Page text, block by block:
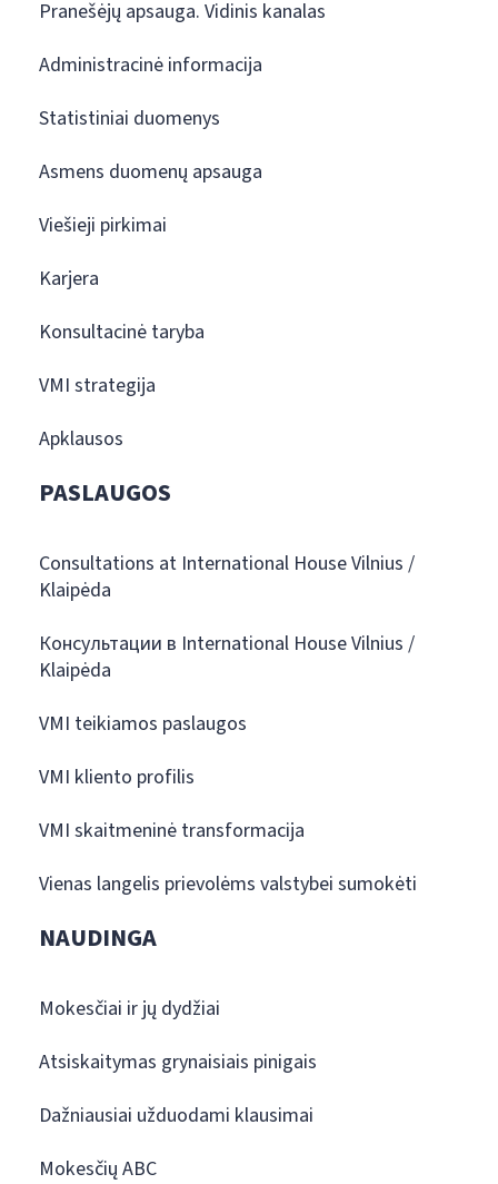
Pranešėjų apsauga. Vidinis kanalas
Administracinė informacija
Statistiniai duomenys
Asmens duomenų apsauga
Viešieji pirkimai
Karjera
Konsultacinė taryba
VMI strategija
Apklausos
PASLAUGOS
Consultations at International House Vilnius /
Klaipėda
Консультации в International House Vilnius /
Klaipėda
VMI teikiamos paslaugos
VMI kliento profilis
VMI skaitmeninė transformacija
Vienas langelis prievolėms valstybei sumokėti
NAUDINGA
Mokesčiai ir jų dydžiai
Atsiskaitymas grynaisiais pinigais
Dažniausiai užduodami klausimai
Mokesčių ABC